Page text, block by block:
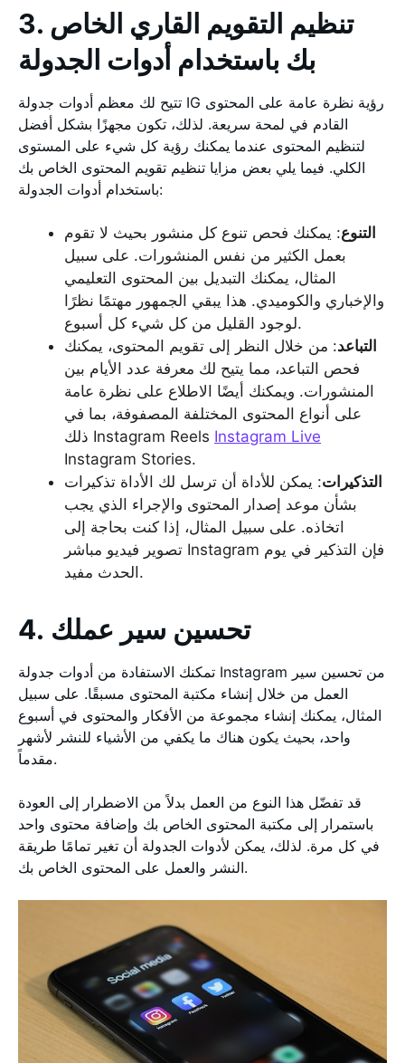
3. تنظيم التقويم القاري الخاص
بك باستخدام أدوات الجدولة
تتيح لك معظم أدوات جدولة IG رؤية نظرة عامة على المحتوى
القادم في لمحة سريعة. لذلك، تكون مجهزًا بشكل أفضل
لتنظيم المحتوى عندما يمكنك رؤية كل شيء على المستوى
الكلي. فيما يلي بعض مزايا تنظيم تقويم المحتوى الخاص بك
باستخدام أدوات الجدولة:
التنوع: يمكنك فحص تنوع كل منشور بحيث لا تقوم
بعمل الكثير من نفس المنشورات. على سبيل
المثال، يمكنك التبديل بين المحتوى التعليمي
والإخباري والكوميدي. هذا يبقي الجمهور مهتمًا نظرًا
لوجود القليل من كل شيء كل أسبوع.
التباعد: من خلال النظر إلى تقويم المحتوى، يمكنك
فحص التباعد، مما يتيح لك معرفة عدد الأيام بين
المنشورات. ويمكنك أيضًا الاطلاع على نظرة عامة
على أنواع المحتوى المختلفة المصفوفة، بما في
ذلك Instagram Reels Instagram Live
Instagram Stories.
التذكيرات: يمكن للأداة أن ترسل لك الأداة تذكيرات
بشأن موعد إصدار المحتوى والإجراء الذي يجب
اتخاذه. على سبيل المثال، إذا كنت بحاجة إلى
تصوير فيديو مباشر Instagram فإن التذكير في يوم
الحدث مفيد.
4. تحسين سير عملك
تمكنك الاستفادة من أدوات جدولة Instagram من تحسين سير
العمل من خلال إنشاء مكتبة المحتوى مسبقًا. على سبيل
المثال، يمكنك إنشاء مجموعة من الأفكار والمحتوى في أسبوع
واحد، بحيث يكون هناك ما يكفي من الأشياء للنشر لأشهر
مقدماً.
قد تفضّل هذا النوع من العمل بدلاً من الاضطرار إلى العودة
باستمرار إلى مكتبة المحتوى الخاص بك وإضافة محتوى واحد
في كل مرة. لذلك، يمكن لأدوات الجدولة أن تغير تمامًا طريقة
النشر والعمل على المحتوى الخاص بك.